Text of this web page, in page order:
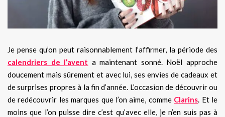
Je pense qu’on peut raisonnablement l’affirmer, la période des
calendriers de l’avent a maintenant sonné. Noël approche
doucement mais sûrement et avec lui, ses envies de cadeaux et
de surprises propres à la fin d’année. L’occasion de découvrir ou
de redécouvrir les marques que l’on aime, comme Clarins. Et le
moins que l’on puisse dire c’est qu’avec elle, je n’en suis pas à